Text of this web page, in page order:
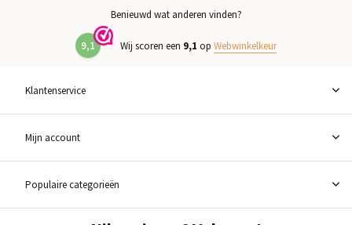
Benieuwd wat anderen vinden?
9,1 Wij scoren een 9,1 op Webwinkelkeur
Klantenservice
Mijn account
Populaire categorieën